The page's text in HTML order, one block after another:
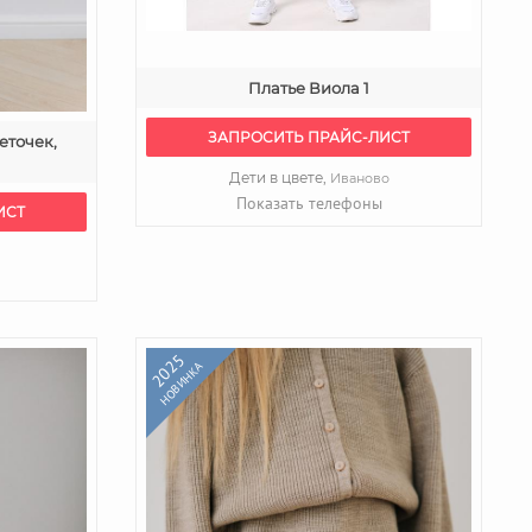
Платье Виола 1
ЗАПРОСИТЬ ПРАЙС-ЛИСТ
Дети в цвете, Иваново
Показать телефоны
2025
НОВИНКА